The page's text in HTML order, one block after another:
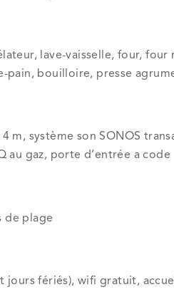
lave-vaisselle, four, four
bouilloire, presse
m, système son SONOS
au gaz, porte d’entrée a code
de plage
jours fériés), wifi gratuit,